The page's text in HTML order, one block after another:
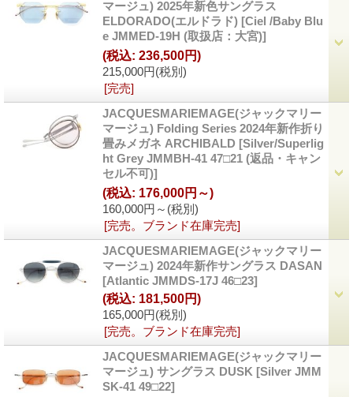
マージュ) 2025年新色サングラス
ELDORADO(エルドラド) [Ciel /Baby Blu
e JMMED-19H (取扱店：大宮)]
215,000円(税別)
(税込: 236,500円)
[完売]
JACQUESMARIEMAGE(ジャックマリー
マージュ) Folding Series 2024年新作折り
畳みメガネ ARCHIBALD [Silver/Superlig
ht Grey JMMBH-41 47□21 (返品・キャン
セル不可)]
160,000円～ (税別)
(税込: 176,000円～)
[完売。ブランド在庫完売]
JACQUESMARIEMAGE(ジャックマリー
マージュ) 2024年新作サングラス DASAN
[Atlantic JMMDS-17J 46□23]
165,000円(税別)
(税込: 181,500円)
[完売。ブランド在庫完売]
JACQUESMARIEMAGE(ジャックマリー
マージュ) サングラス DUSK [Silver JMM
SK-41 49□22]